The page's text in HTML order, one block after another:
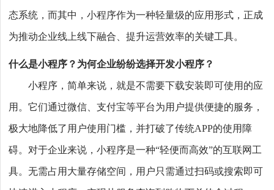
态系统，而其中，小程序作为一种轻量级的应用形式，正成
为推动企业线上线下融合、提升运营效率的关键工具。
什么是小程序？为何企业纷纷选择开发小程序？
小程序，简单来说，就是不需要下载安装即可使用的应
用。它们通过微信、支付宝等平台为用户提供便捷的服务，
极大地降低了用户使用门槛，并打破了传统APP的使用障
碍。对于企业来说，小程序是一种“轻便而高效”的互联网工
具。无需占用大量存储空间，用户只需通过扫码或搜索即可